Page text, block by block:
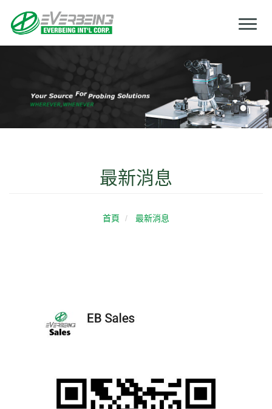
Toggle
最新消息
首頁 最新消息